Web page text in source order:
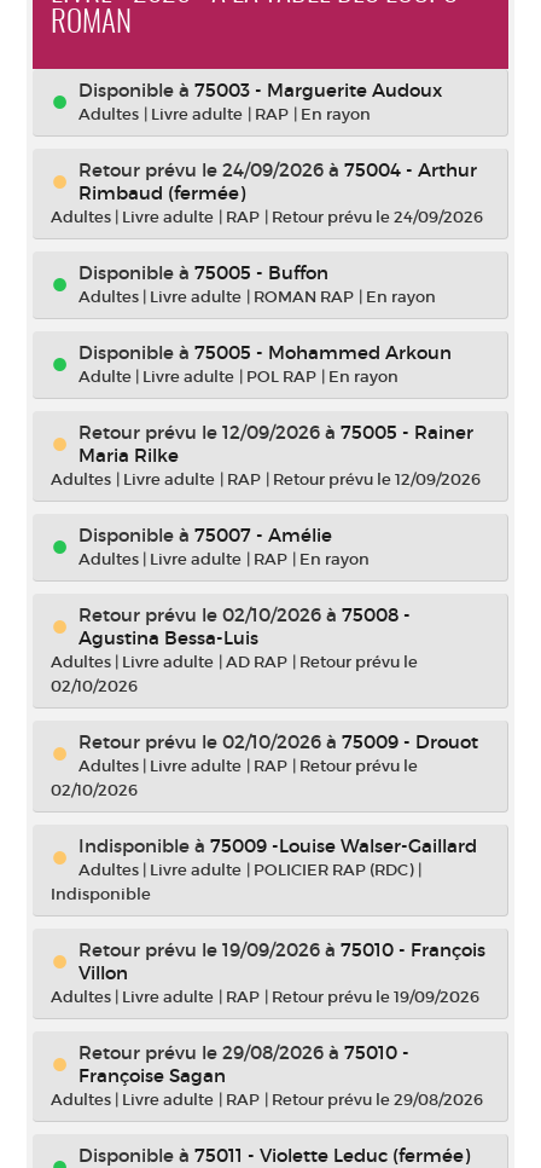
ROMAN
Disponible à 75003 - Marguerite Audoux
Adultes | Livre adulte | RAP | En rayon
Retour prévu le 24/09/2026 à 75004 - Arthur
Rimbaud (fermée)
Adultes | Livre adulte | RAP | Retour prévu le 24/09/2026
Disponible à 75005 - Buffon
Adultes | Livre adulte | ROMAN RAP | En rayon
Disponible à 75005 - Mohammed Arkoun
Adulte | Livre adulte | POL RAP | En rayon
Retour prévu le 12/09/2026 à 75005 - Rainer
Maria Rilke
Adultes | Livre adulte | RAP | Retour prévu le 12/09/2026
Disponible à 75007 - Amélie
Adultes | Livre adulte | RAP | En rayon
Retour prévu le 02/10/2026 à 75008 -
Agustina Bessa-Luis
Adultes | Livre adulte |AD RAP | Retour prévu le
02/10/2026
Retour prévu le 02/10/2026 à 75009 - Drouot
Adultes | Livre adulte | RAP | Retour prévu le
02/10/2026
Indisponible à 75009 -Louise Walser-Gaillard
Adultes | Livre adulte | POLICIER RAP (RDC) |
Indisponible
Retour prévu le 19/09/2026 à 75010 - François
Villon
Adultes | Livre adulte | RAP | Retour prévu le 19/09/2026
Retour prévu le 29/08/2026 à 75010 -
Françoise Sagan
Adultes | Livre adulte | RAP | Retour prévu le 29/08/2026
Disponible à 75011 - Violette Leduc (fermée)